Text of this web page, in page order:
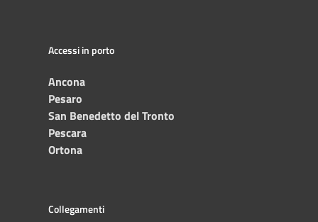
Accessi in porto
Ancona
Pesaro
San Benedetto del Tronto
Pescara
Ortona
Collegamenti